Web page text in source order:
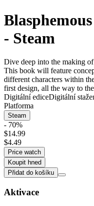
- Steam
Dive deep into the making
This book will feature
different characters within
first design, all the way to
Digitální ediceDigitální
Platforma
Steam
- 70%
$14.99
$4.49
Price watch
Koupit hned
Přidat do košíku
Aktivace